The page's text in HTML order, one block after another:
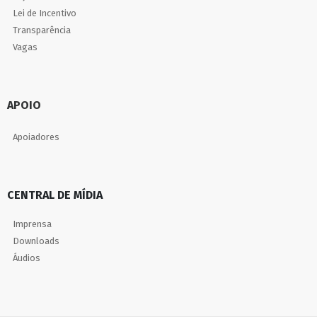
Lei de Incentivo
Transparência
Vagas
APOIO
Apoiadores
CENTRAL DE MÍDIA
Imprensa
Downloads
Áudios